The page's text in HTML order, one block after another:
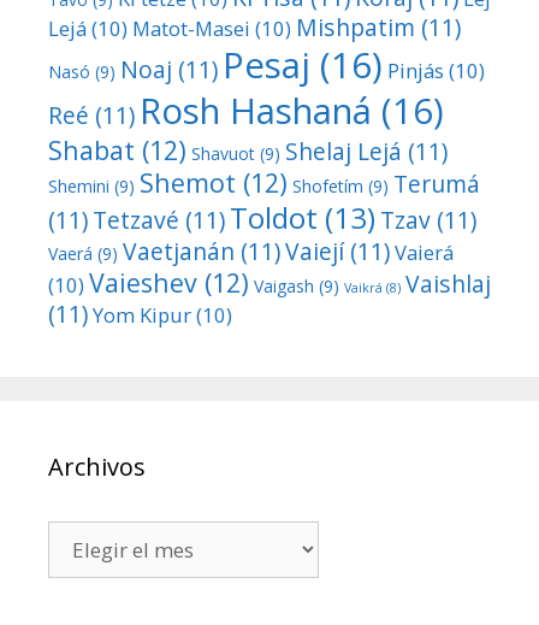
Lejá(10) Matot-Masei (10) Mishpatim (11)
Nasó (9) Noaj (11) Pesaj (16) Pinjás (10)
Reé (11) Rosh Hashaná (16)
Shabat (12) Shavuot (9) Shelaj Lejá (11)
Shemini (9) Shemot (12) Shofetím (9) Terumá
(11)Tetzavé (11)Toldot (13) Tzav (11)
Vaerá (9) Vaetjanán (11)Vaiejí(11)Vaierá
(10) Vaieshev (12) Vaigash (9) Vaikrá (8) Vaishlaj
(11)Yom Kipur(10)
Archivos